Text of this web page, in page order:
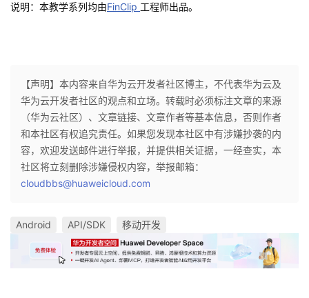
说明：本教学系列均由FinClip 工程师出品。
【声明】本内容来自华为云开发者社区博主，不代表华为云及
华为云开发者社区的观点和立场。转载时必须标注文章的来源
（华为云社区）、文章链接、文章作者等基本信息，否则作者
和本社区有权追究责任。如果您发现本社区中有涉嫌抄袭的内
容，欢迎发送邮件进行举报，并提供相关证据，一经查实，本
社区将立刻删除涉嫌侵权内容，举报邮箱：
cloudbbs@huaweicloud.com
Android API/SDK 移动开发